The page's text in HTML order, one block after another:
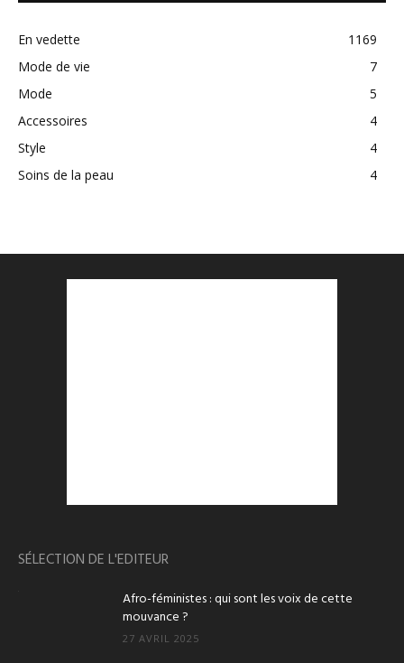
En vedette
1169
Mode de vie
7
Mode
5
Accessoires
4
Style
4
Soins de la peau
4
SÉLECTION DE L'EDITEUR
Afro-féministes : qui sont les voix de cette
mouvance ?
27 AVRIL 2025